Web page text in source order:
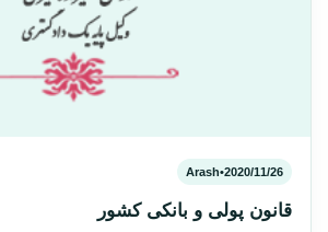
2020/11/26
•
Arash
قانون پولی و بانکی کشور